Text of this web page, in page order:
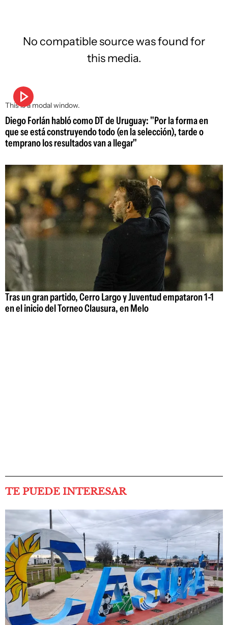
This is a modal window.
No compatible source was found for
this media.
Diego Forlán habló como DT de Uruguay: "Por la forma en
que se está construyendo todo (en la selección), tarde o
temprano los resultados van a llegar"
Tras un gran partido, Cerro Largo y Juventud empataron 1-1
en el inicio del Torneo Clausura, en Melo
TE PUEDE INTERESAR